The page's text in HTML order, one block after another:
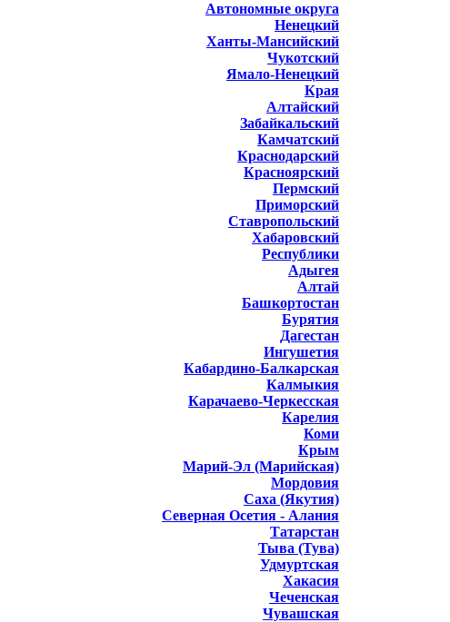
Автономные округа
Ненецкий
Ханты-Мансийский
Чукотский
Ямало-Ненецкий
Края
Алтайский
Забайкальский
Камчатский
Краснодарский
Красноярский
Пермский
Приморский
Ставропольский
Хабаровский
Республики
Адыгея
Алтай
Башкортостан
Бурятия
Дагестан
Ингушетия
Кабардино-Балкарская
Калмыкия
Карачаево-Черкесская
Карелия
Коми
Крым
Марий-Эл (Марийская)
Мордовия
Саха (Якутия)
Северная Осетия - Алания
Татарстан
Тыва (Тува)
Удмуртская
Хакасия
Чеченская
Чувашская